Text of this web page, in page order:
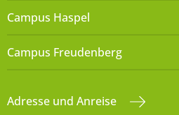
Campus Haspel
Campus Freudenberg
Adresse und Anreise